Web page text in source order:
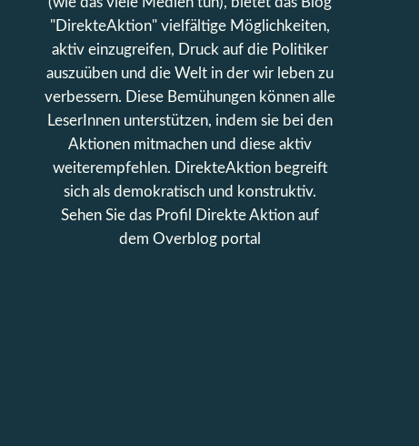
"DirekteAktion" vielfältige Möglichkeiten,
aktiv einzugreifen, Druck auf die Politiker
auszuüben und die Welt in der wir leben zu
verbessern. Diese Bemühungen können alle
LeserInnen unterstützen, indem sie bei den
Aktionen mitmachen und diese aktiv
weiterempfehlen. DirekteAktion begreift
sich als demokratisch und konstruktiv.
Sehen Sie das Profil
Direkte Aktion auf
dem Overblog portal